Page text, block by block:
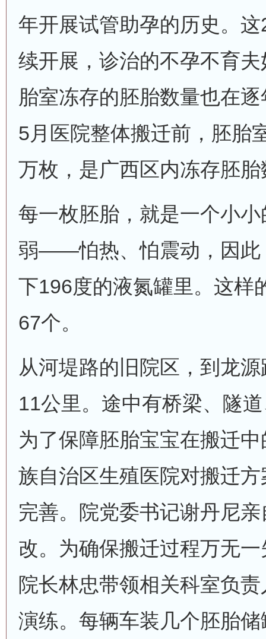
年开展试管助孕的历史。
续开展，诊治的不孕不育
胎室冻存的胚胎数量也在
5月医院整体搬迁前，胚胎
万枚，是广西区内冻存胚
每一枚胚胎，就是一个小
弱——怕热、怕震动，因此
下196度的液氮罐里。这样
67个。
从河堤路的旧院区，到龙
11公里。途中有桥梁、隧
为了保障胚胎宝宝在搬迁
族自治区生殖医院对搬迁
完善。院党委书记谢丹尼
改。为确保搬迁过程万无
院长林忠带领相关科室负
演练。每辆车装几个胚胎